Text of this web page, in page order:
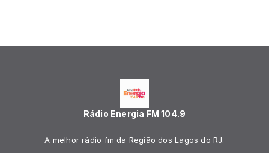
Rádio Energia FM 104.9
A melhor rádio fm da Região dos Lagos do RJ.